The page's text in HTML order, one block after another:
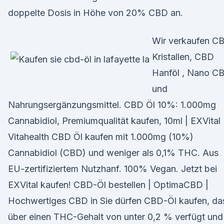
doppelte Dosis in Höhe von 20% CBD an.
Wir verkaufen
Kristallen, CBD
Hanföl , Nano
und
Nahrungsergänzungsmittel. CBD Öl 10%: 1.000mg
Cannabidiol, Premiumqualität kaufen, 10ml | EXVital
Vitahealth CBD Öl kaufen mit 1.000mg (10%)
Cannabidiol (CBD) und weniger als 0,1% THC. Aus
EU-zertifiziertem Nutzhanf. 100% Vegan. Jetzt bei
EXVital kaufen! CBD-Öl bestellen | OptimaCBD |
Hochwertiges CBD in Sie dürfen CBD-Öl kaufen,
über einen THC-Gehalt von unter 0,2 % verfügt und